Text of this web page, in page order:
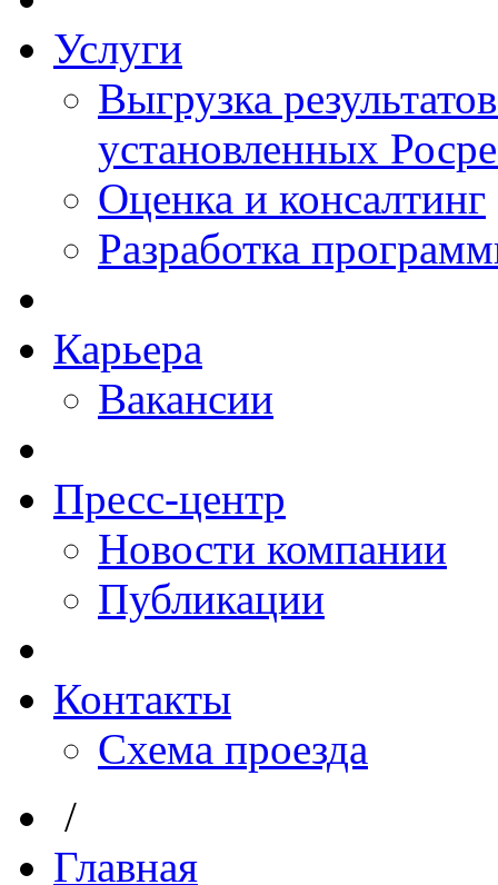
Услуги
Выгрузка
установленных
Оценка и консалтинг
Разработка
Карьера
Вакансии
Пресс-центр
Новости компании
Публикации
Контакты
Схема проезда
/
Главная